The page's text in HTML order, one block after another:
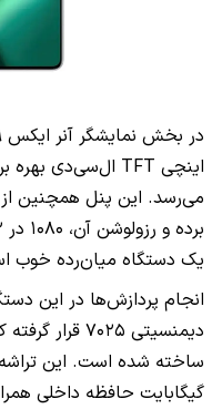
یک دستگاه میان‌رده خوب
انجام پردازش‌ها در این
گیگابایت حافظه داخلی